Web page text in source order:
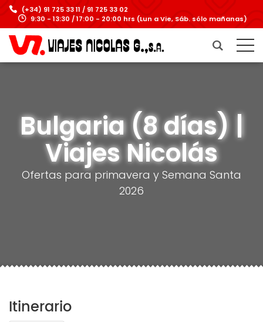
(+34) 91 725 33 11 / 91 725 33 02
9:30 - 13:30 / 17:00 - 20:00 hrs (Lun a Vie, Sáb. sólo mañanas)
Bulgaria (8 días) |
Viajes Nicolás
Ofertas para primavera y Semana Santa
2026
Itinerario